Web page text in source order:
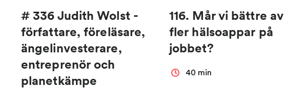
# 336 Judith Wolst -
författare, föreläsare,
ängelinvesterare,
entreprenör och
planetkämpe
116. Mår vi bättre av
fler hälsoappar på
jobbet?
40 min